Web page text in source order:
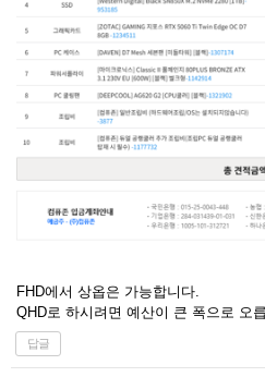
FHD에서 상옵은 가능합니다.
QHD로 하시려면 예산이 큰 폭으로 오
답글